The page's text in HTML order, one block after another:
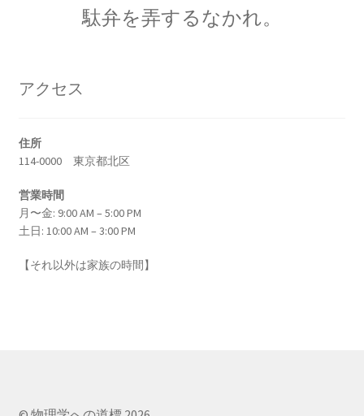
【抵抗値の単位｜オームの法則：E=RI】
J・C・マクスウェル
駄弁を弄するなかれ。
アクセス
住所
114-0000 東京都北区
営業時間
月〜金: 9:00 AM – 5:00 PM
土日: 10:00 AM – 3:00 PM
【それ以外は家族の時間】